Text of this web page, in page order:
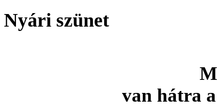
Nyári szünet
van hátra